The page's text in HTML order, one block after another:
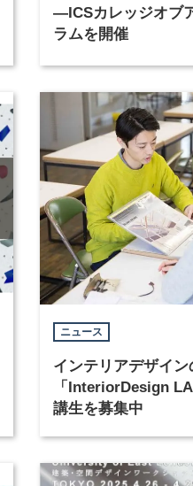
―ICSカレッジオブ
ラムを開催
ニュース
インテリアデザイ
「InteriorDesign
講生を募集中